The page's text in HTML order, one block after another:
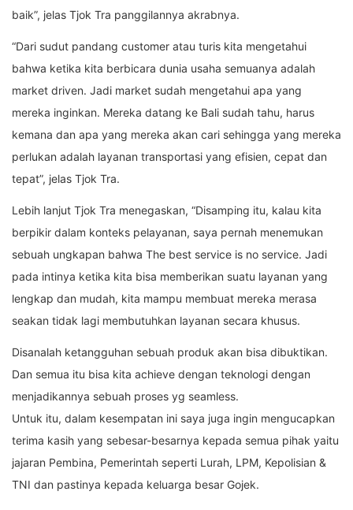
baik”, jelas Tjok Tra panggilannya akrabnya.
“Dari sudut pandang customer atau turis kita mengetahui
bahwa ketika kita berbicara dunia usaha semuanya adalah
market driven. Jadi market sudah mengetahui apa yang
mereka inginkan. Mereka datang ke Bali sudah tahu, harus
kemana dan apa yang mereka akan cari sehingga yang mereka
perlukan adalah layanan transportasi yang efisien, cepat dan
tepat”, jelas Tjok Tra.
Lebih lanjut Tjok Tra menegaskan, “Disamping itu, kalau kita
berpikir dalam konteks pelayanan, saya pernah menemukan
sebuah ungkapan bahwa The best service is no service. Jadi
pada intinya ketika kita bisa memberikan suatu layanan yang
lengkap dan mudah, kita mampu membuat mereka merasa
seakan tidak lagi membutuhkan layanan secara khusus.
Disanalah ketangguhan sebuah produk akan bisa dibuktikan.
Dan semua itu bisa kita achieve dengan teknologi dengan
menjadikannya sebuah proses yg seamless.
Untuk itu, dalam kesempatan ini saya juga ingin mengucapkan
terima kasih yang sebesar-besarnya kepada semua pihak yaitu
jajaran Pembina, Pemerintah seperti Lurah, LPM, Kepolisian &
TNI dan pastinya kepada keluarga besar Gojek.